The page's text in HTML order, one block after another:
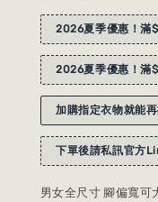
2026夏季優惠！
2026夏季優惠！
加購指定衣物就能
下單後請私訊官方
男女全尺寸 腳偏寬可